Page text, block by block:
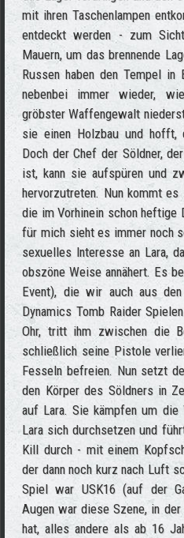
mit ihren Taschenlampen
entdeckt werden - zum
Mauern, um das brennende
Russen haben den Tempel
nebenbei immer wieder,
gröbster Waffengewalt
sie einen Holzbau und
Doch der Chef der Söldner,
ist, kann sie aufspüren und
hervorzutreten. Nun kommt
die im Vorhinein schon heftige
für mich sieht es immer noch
sexuelles Interesse an Lara,
obszöne Weise annähert. Es
Event), die wir auch aus
Dynamics Tomb Raider
Ohr, tritt ihm zwischen die
schließlich seine Pistole
Fesseln befreien. Nun setzt
den Körper des Söldners in
auf Lara. Sie kämpfen um
Lara sich durchsetzen und
Kill durch - mit einem
der dann noch kurz nach Luft
Spiel war USK16 (auf der
Augen war diese Szene, in
hat, alles andere als ab 16